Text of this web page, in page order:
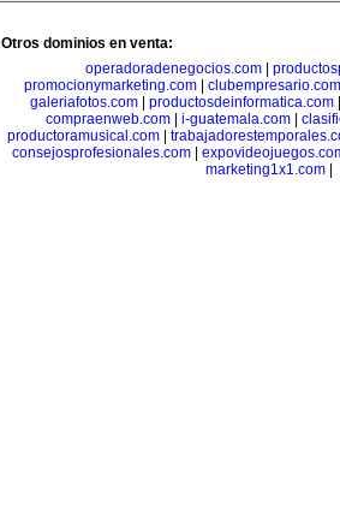
Otros dominios en venta:
operadoradenegocios.com|
promocionymarketing.com| clubempresario.com
galeriafotos.com
productosdeinformatica.com
compraenweb.com| i-guatemala.com|
productoramusical.com
consejosprofesionales.com|
marketing1x1.com